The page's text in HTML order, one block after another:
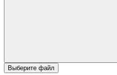
Выберите файл